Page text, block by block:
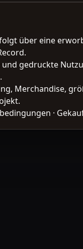
über eine
gedruckte
Merchandise,
·